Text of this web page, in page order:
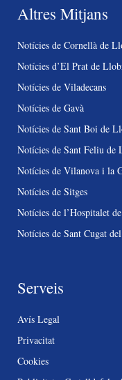
Altres Mitjans
Notícies de Cornellà de
Notícies d’El Prat de
Notícies de Viladecans
Notícies de Gavà
Notícies de Sant Boi de
Notícies de Sant Feliu de
Notícies de Vilanova i la
Notícies de Sitges
Notícies de l’Hospitalet
Notícies de Sant Cugat
Serveis
Avís Legal
Privacitat
Cookies